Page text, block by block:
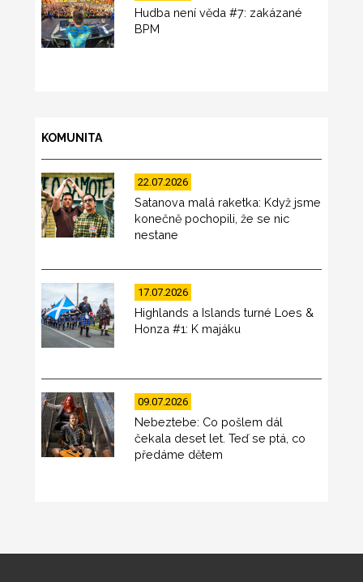
Hudba není věda #7: zakázané
BPM
KOMUNITA
22.07.2026
Satanova malá raketka: Když jsme
konečně pochopili, že se nic
nestane
17.07.2026
Highlands a Islands turné Loes &
Honza #1: K majáku
09.07.2026
Nebeztebe: Co pošlem dál
čekala deset let. Teď se ptá, co
předáme dětem